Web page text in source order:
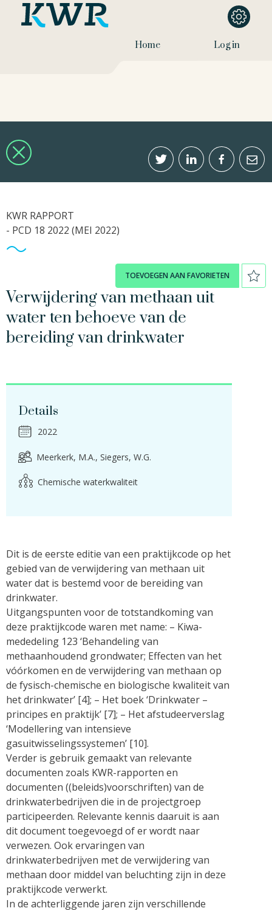
Home Log in
KWR RAPPORT
- PCD 18 2022 (MEI 2022)
TOEVOEGEN AAN FAVORIETEN
Verwijdering van methaan uit
water ten behoeve van de
bereiding van drinkwater
Details
2022
Meerkerk, M.A. Siegers, W.G.
Chemische waterkwaliteit
Dit is de eerste editie van een praktijkcode op het
gebied van de verwijdering van methaan uit
water dat is bestemd voor de bereiding van
drinkwater.
Uitgangspunten voor de totstandkoming van
deze praktijkcode waren met name: – Kiwa-
mededeling 123 ‘Behandeling van
methaanhoudend grondwater; Effecten van het
vóórkomen en de verwijdering van methaan op
de fysisch-chemische en biologische kwaliteit van
het drinkwater’ [4]; – Het boek ‘Drinkwater –
principes en praktijk’ [7]; – Het afstudeerverslag
‘Modellering van intensieve
gasuitwisselingssystemen’ [10].
Verder is gebruik gemaakt van relevante
documenten zoals KWR-rapporten en
documenten ((beleids)voorschriften) van de
drinkwaterbedrijven die in de projectgroep
participeerden. Relevante kennis daaruit is aan
dit document toegevoegd of er wordt naar
verwezen. Ook ervaringen van
drinkwaterbedrijven met de verwijdering van
methaan door middel van beluchting zijn in deze
praktijkcode verwerkt.
In de achterliggende jaren zijn verschillende